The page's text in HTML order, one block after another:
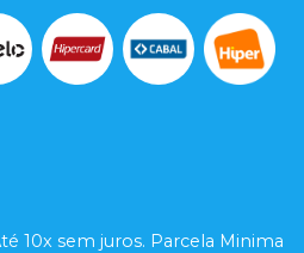
10x sem juros. Parcela Minima